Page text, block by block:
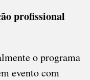
profissional
o programa
evento com